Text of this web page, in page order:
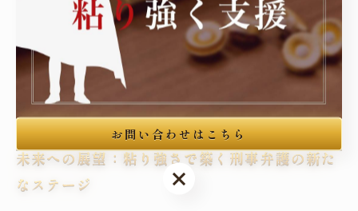
ず、不断の努力を続けることが、難事件を乗り越える鍵
となるのです。弁護士業界において、こうした粘り強さ
は単なる技術以上の精神的強さを象徴し、挑戦から成長
への道筋を示しています。
未来への展望：粘り強さで築く刑事弁護の新た
なステージ
お問い合わせはこちら
お問い合わせはこちら